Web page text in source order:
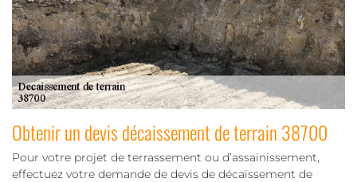
Obtenir un devis décaissement de terrain 38700
Pour votre projet de terrassement ou d’assainissement,
effectuez votre demande de devis de décaissement de